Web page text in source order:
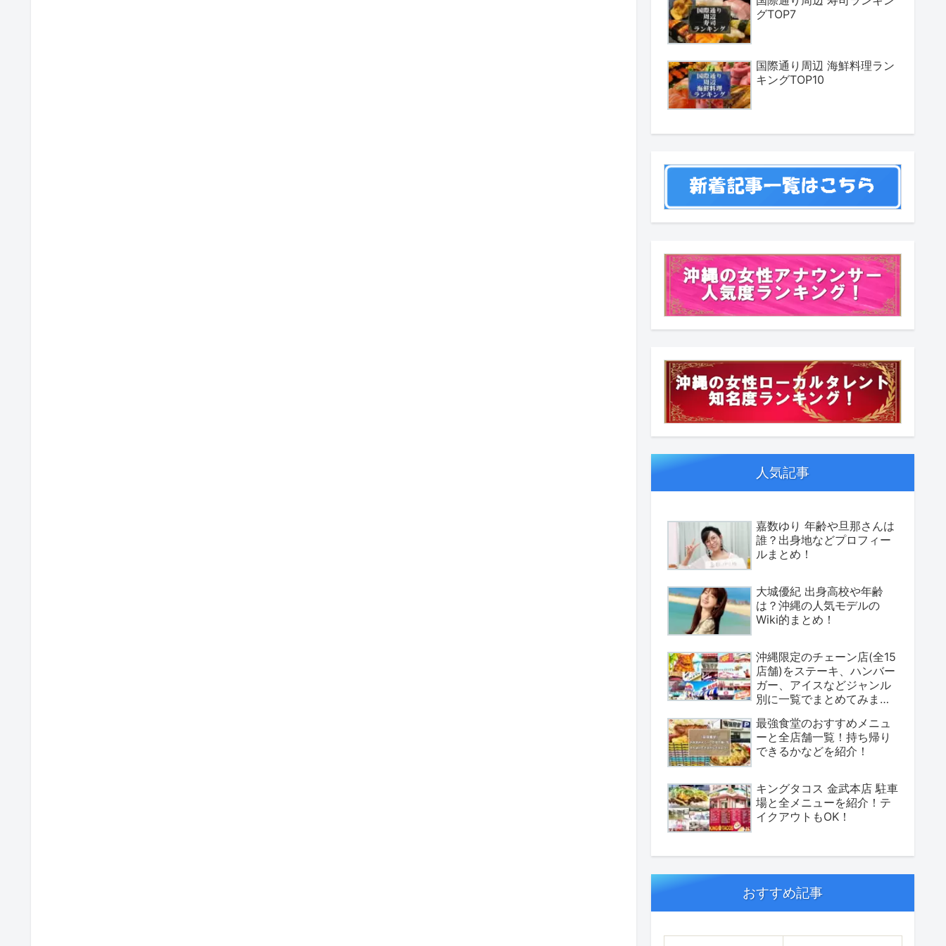
グTOP7
国際通り周辺 海鮮料理ラン
キングTOP10
人気記事
嘉数ゆり 年齢や旦那さんは
誰？出身地などプロフィー
ルまとめ！
大城優紀 出身高校や年齢
は？沖縄の人気モデルの
Wiki的まとめ！
沖縄限定のチェーン店(全15
店舗)をステーキ、ハンバー
ガー、アイスなどジャンル
別に一覧でまとめてみまし
最強食堂のおすすめメニュ
ーと全店舗一覧！持ち帰り
できるかなどを紹介！
キングタコス 金武本店 駐車
場と全メニューを紹介！テ
イクアウトもOK！
おすすめ記事